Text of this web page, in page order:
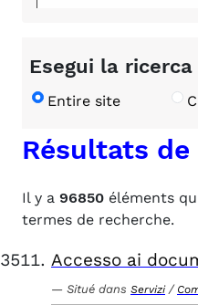
Esegui la
Entire site
Résultats
Il y a 96850 éléments
termes de recherche.
Accesso ai
Situé dans Servizi /